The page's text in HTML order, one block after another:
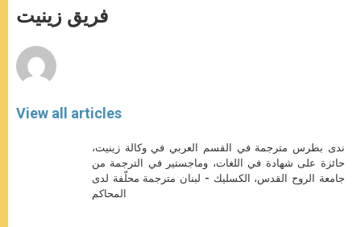
p
p
g
e
o
k
فريق زينيت
View all articles
ندى بطرس مترجمة في القسم العربي في وكالة زينيت،
حائزة على شهادة في اللغات، وماجستير في الترجمة من
جامعة الروح القدس، الكسليك - لبنان مترجمة محلّفة لدى
المحاكم